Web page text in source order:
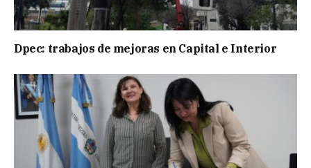
Dpec: trabajos de mejoras en Capital e Interior